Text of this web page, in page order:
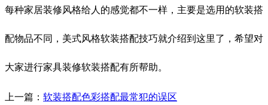
每种家居装修风格给人的感觉都不一样，主要是选用的软装搭
配物品不同，美式风格软装搭配技巧就介绍到这里了，希望对
大家进行家具装修软装搭配有所帮助。
上一篇： 软装搭配色彩搭配最常犯的误区